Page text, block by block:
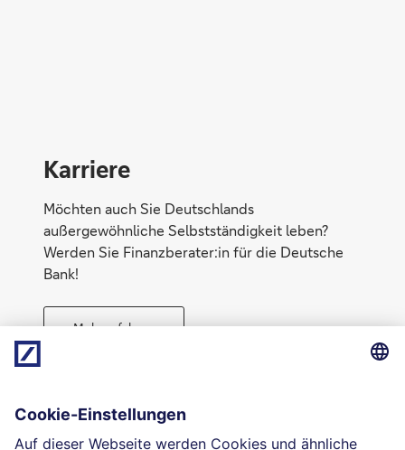
Direktabschluss möglich
Geld anlegen
Karriere
Möchten auch Sie Deutschlands
außergewöhnliche Selbstständigkeit leben?
Werden Sie Finanzberater:in für die Deutsche
Bank!
Mehr erfahren